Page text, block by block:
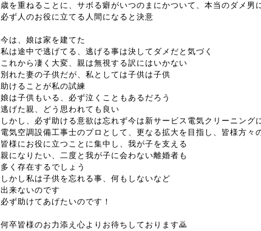
歳を重ねることに、サボる癖がいつのまにかついて、本当のダメ男
必ず人のお役に立てる人間になると決意
今は、娘は家を建てた
私は途中で逃げてる、逃げる事は決してダメだと気づく
これから凄く大変、親は無視する訳にはいかない
別れた妻の子供だが、私としては子供は子供
助けることが私の試練
娘は子供もいる、必ず泣くこともあるだろう
逃げた親、どう思われても良い
しかし、必ず助ける意欲は忘れず今は新サービス電気クリーニング
電気空調設備工事士のプロとして、更なる拡大を目指し、皆様方々
皆様にお役に立つことに集中し、我が子を支える
親になりたい、二度と我が子に会わない離婚者も
多く存在するでしょう
しかし私は子供を忘れる事、何もしないなど
出来ないのです
必ず助けてあげたいのです！
何卒皆様のお力添え心よりお待ちしております🙇